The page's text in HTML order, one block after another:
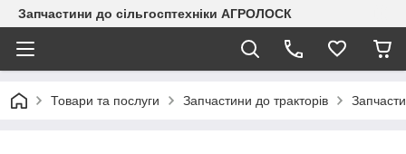
Запчастини до сільгосптехніки АГРОЛОСК
Товари та послуги Запчастини до тракторів